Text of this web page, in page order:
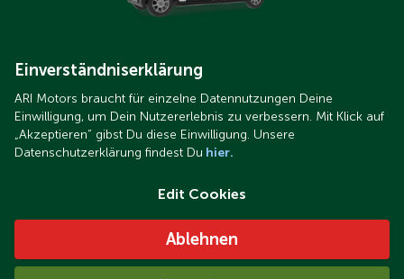
ari-motors-gruppenbild-zentrale.jpg
Quali incentivi sono disponibili per il mio veicolo elettrico
ARI Motors?
Einverständniserklärung
ARI Motors braucht für einzelne Datennutzungen Deine
Einwilligung, um Dein Nutzererlebnis zu verbessern. Mit Klick auf
„Akzeptieren“ gibst Du diese Einwilligung. Unsere
Datenschutzerklärung findest Du hier.
Edit Cookies
Ablehnen